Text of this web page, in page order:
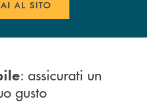
AL SITO
: assicurati un
gusto